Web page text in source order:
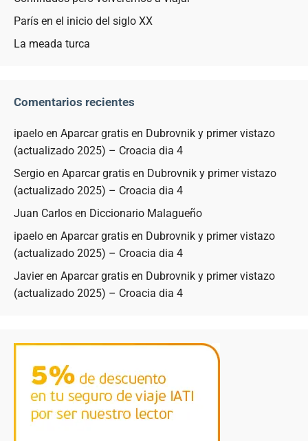
París en el inicio del siglo XX
La meada turca
Comentarios recientes
ipaelo en Aparcar gratis en Dubrovnik y primer vistazo
(actualizado 2025) – Croacia dia 4
Sergio en Aparcar gratis en Dubrovnik y primer vistazo
(actualizado 2025) – Croacia dia 4
Juan Carlos en Diccionario Malagueño
ipaelo en Aparcar gratis en Dubrovnik y primer vistazo
(actualizado 2025) – Croacia dia 4
Javieren Aparcar gratis en Dubrovnik y primer vistazo
(actualizado 2025) – Croacia dia 4